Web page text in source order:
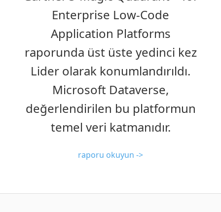
Enterprise Low-Code
Application Platforms
raporunda üst üste yedinci kez
Lider olarak konumlandırıldı.
Microsoft Dataverse,
değerlendirilen bu platformun
temel veri katmanıdır.
raporu okuyun ->